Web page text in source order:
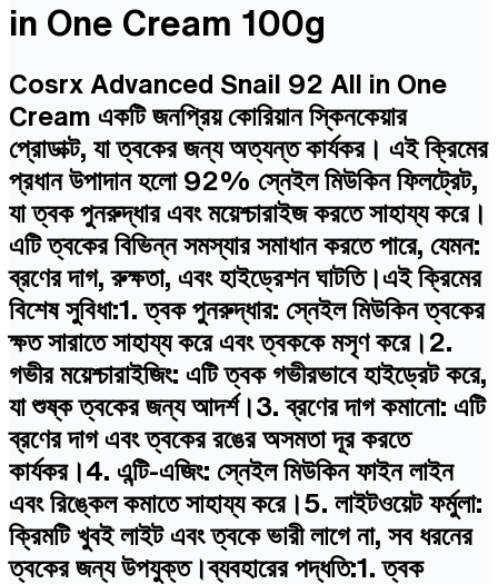
in One Cream 100g
Cosrx Advanced Snail 92 All in One
Cream একটি জনপ্রিয় কোরিয়ান স্কিনকেয়ার
প্রোডাক্ট, যা ত্বকের জন্য অত্যন্ত কার্যকর। এই ক্রিমের
প্রধান উপাদান হলো 92% স্নেইল মিউকিন ফিলট্রেট,
যা ত্বক পুনরুদ্ধার এবং ময়েশ্চারাইজ করতে সাহায্য করে।
এটি ত্বকের বিভিন্ন সমস্যার সমাধান করতে পারে, যেমন:
ব্রণের দাগ, রুক্ষতা, এবং হাইড্রেশন ঘাটতি।এই ক্রিমের
বিশেষ সুবিধা:1. ত্বক পুনরুদ্ধার: স্নেইল মিউকিন ত্বকের
ক্ষত সারাতে সাহায্য করে এবং ত্বককে মসৃণ করে।2.
গভীর ময়েশ্চারাইজিং: এটি ত্বক গভীরভাবে হাইড্রেট করে,
যা শুষ্ক ত্বকের জন্য আদর্শ।3. ব্রণের দাগ কমানো: এটি
ব্রণের দাগ এবং ত্বকের রঙের অসমতা দূর করতে
কার্যকর।4. এন্টি-এজিং: স্নেইল মিউকিন ফাইন লাইন
এবং রিঙ্কেল কমাতে সাহায্য করে।5. লাইটওয়েট ফর্মুলা:
ক্রিমটি খুবই লাইট এবং ত্বকে ভারী লাগে না, সব ধরনের
ত্বকের জন্য উপযুক্ত।ব্যবহারের পদ্ধতি:1. ত্বক